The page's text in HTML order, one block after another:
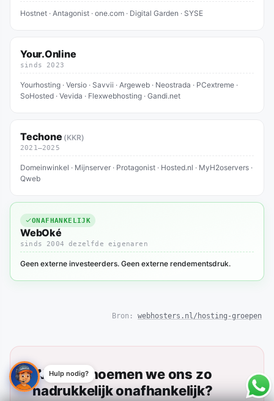
Hulp nodig?
Hostnet · Antagonist · one.com · Digital Garden · SYSE
Your.Online
sinds 2023
Yourhosting · Versio · Savvii · Argeweb · Neostrada · PCextreme ·
SoHosted · Vevida · Flexwebhosting · Gandi.net
Techone (KKR)
2021–2025
Domeinwinkel · Mijnserver · Protagonist · Hosted.nl · MyH2oservers ·
Qweb
ONAFHANKELIJK
WebOké
sinds 2004 dezelfde eigenaren
Geen externe investeerders. Geen externe rendementsdruk.
Bron: webhosters.nl/hosting-groepen
Waarom noemen we ons zo
nadrukkelijk onafhankelijk?